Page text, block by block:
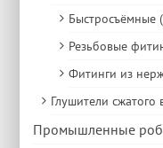
Быстросъёмные
Резьбовые
Фитинги из
Глушители сжатого
Промышленные